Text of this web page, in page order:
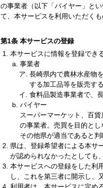
の事業者（以下「バイヤー」と
て、本サービスを利用いただくも
第1条 本サービスの登録
本サービスに情報を登録でき
事業者
長崎県内で農林水産物
する加工品等を販売す
食料品製造事業者で、
バイヤー
スーパーマーケット、百
の事業者。売買を目的とし
その他県が適当であると判
県は、登録希望者による本サ
が認められなかったとしても
本サービスへの登録をした利
し、これを第三者に開示し、